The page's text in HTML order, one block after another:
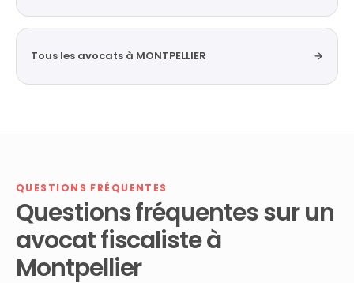
Tous les avocats à MONTPELLIER →
QUESTIONS FRÉQUENTES
Questions fréquentes sur un
avocat fiscaliste à
Montpellier